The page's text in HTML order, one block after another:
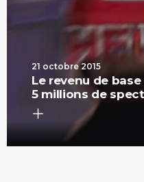
21 octobre 2015
Le revenu de
5 millions de